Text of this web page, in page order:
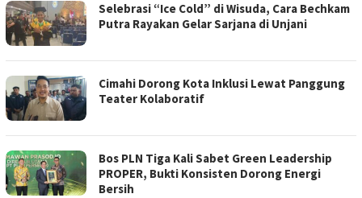
Selebrasi “Ice Cold” di Wisuda, Cara Bechkam
Putra Rayakan Gelar Sarjana di Unjani
Cimahi Dorong Kota Inklusi Lewat Panggung
Teater Kolaboratif
Bos PLN Tiga Kali Sabet Green Leadership
PROPER, Bukti Konsisten Dorong Energi
Bersih